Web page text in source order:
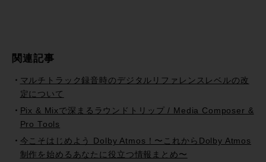
関連記事
マルチトラック録音時のデジタルリファレンスレベルの改
定について
Pix & Mixで深まるラウンドトリップ / Media Composer &
Pro Tools
今こそはじめよう Dolby Atmos！〜これからDolby Atmos
制作を始めるあなたに役立つ情報まとめ〜